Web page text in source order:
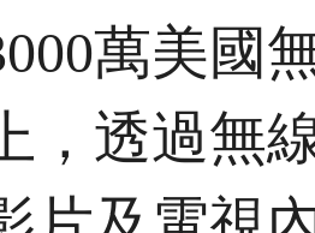
萬美國
，透過無